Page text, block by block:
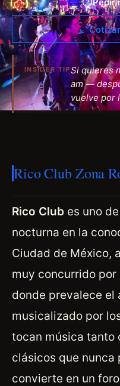
INSIDER TIPSi quieres
am —
vuelve por
Rico Club Zona
Rico Club es uno
nocturna en la
Ciudad de México,
muy concurrido
donde prevalece el
musicalizado por
tocan música tanto
clásicos que nunca
convierte en un